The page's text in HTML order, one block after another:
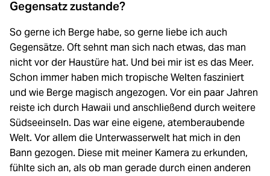
Gegensatz zustande?
So gerne ich Berge habe, so gerne liebe ich auch
Gegensätze. Oft sehnt man sich nach etwas, das man
nicht vor der Haustüre hat. Und bei mir ist es das Meer.
Schon immer haben mich tropische Welten fasziniert
und wie Berge magisch angezogen. Vor ein paar Jahren
reiste ich durch Hawaii und anschließend durch weitere
Südseeinseln. Das war eine eigene, atemberaubende
Welt. Vor allem die Unterwasserwelt hat mich in den
Bann gezogen. Diese mit meiner Kamera zu erkunden,
fühlte sich an, als ob man gerade durch einen anderen